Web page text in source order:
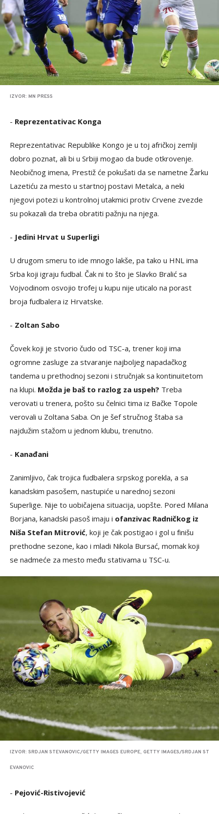
IZVOR: MN PRESS
- Reprezentativac Konga
Reprezentativac Republike Kongo je u toj afričkoj zemlji
dobro poznat, ali bi u Srbiji mogao da bude otkrovenje.
Neobičnog imena, Prestiž će pokušati da se nametne Žarku
Lazetiću za mesto u startnoj postavi Metalca, a neki
njegovi potezi u kontrolnoj utakmici protiv Crvene zvezde
su pokazali da treba obratiti pažnju na njega.
- Jedini Hrvat u Superligi
U drugom smeru to ide mnogo lakše, pa tako u HNL ima
Srba koji igraju fudbal. Čak ni to što je Slavko Bralić sa
Vojvodinom osvojio trofej u kupu nije uticalo na porast
broja fudbalera iz Hrvatske.
- Zoltan Sabo
Čovek koji je stvorio čudo od TSC-a, trener koji ima
ogromne zasluge za stvaranje najboljeg napadačkog
tandema u prethodnoj sezoni i stručnjak sa kontinuitetom
na klupi. Možda je baš to razlog za uspeh? Treba
verovati u trenera, pošto su čelnici tima iz Bačke Topole
verovali u Zoltana Saba. On je šef stručnog štaba sa
najdužim stažom u jednom klubu, trenutno.
- Kanađani
Zanimljivo, čak trojica fudbalera srpskog porekla, a sa
kanadskim pasošem, nastupiće u narednoj sezoni
Superlige. Nije to uobičajena situacija, uopšte. Pored Milana
Borjana, kanadski pasoš imaju i ofanzivac Radničkog iz
Niša Stefan Mitrović, koji je čak postigao i gol u finišu
prethodne sezone, kao i mladi Nikola Bursać, momak koji
se nadmeće za mesto među stativama u TSC-u.
IZVOR: SRDJAN STEVANOVIC/GETTY IMAGES EUROPE, GETTY IMAGES/SRDJAN ST
EVANOVIC
- Pejović-Ristivojević